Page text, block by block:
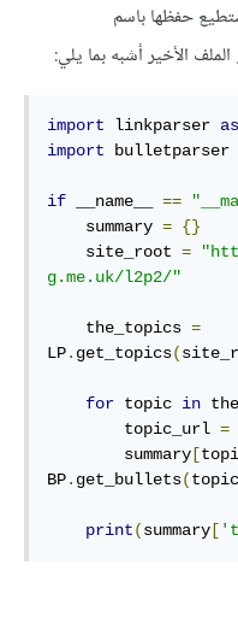
حفظها باسم
import linkparser as
import bulletparser
if __name__ ==
    summary
= {}
    site_root
=
g.me.uk/l2p2/"
    the_topics
=
LP. get_topics(
for topic in
        topic_url
=
        summary
[
BP. get_bullets(
print(summary [